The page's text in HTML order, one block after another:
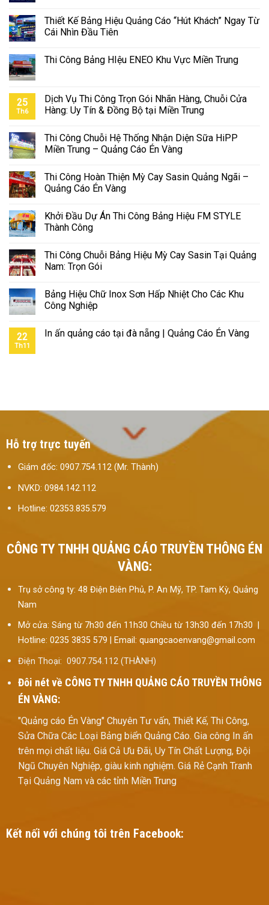
Thiết Kế Bảng Hiệu Quảng Cáo “Hút Khách” Ngay Từ
Cái Nhìn Đầu Tiên
Thi Công Bảng HIệu ENEO Khu Vực Miền Trung
25
Th6
Dịch Vụ Thi Công Trọn Gói Nhãn Hàng, Chuỗi Cửa
Hàng: Uy Tín & Đồng Bộ tại Miền Trung
Thi Công Chuỗi Hệ Thống Nhận Diện Sữa HiPP
Miền Trung – Quảng Cáo Én Vàng
Thi Công Hoàn Thiện Mỳ Cay Sasin Quảng Ngãi –
Quảng Cáo Én Vàng
Khởi Đầu Dự Án Thi Công Bảng Hiệu FM STYLE
Thành Công
Thi Công Chuỗi Bảng Hiệu Mỳ Cay Sasin Tại Quảng
Nam: Trọn Gói
Bảng Hiệu Chữ Inox Sơn Hấp Nhiệt Cho Các Khu
Công Nghiệp
22
Th11
In ấn quảng cáo tại đà nẵng | Quảng Cáo Én Vàng
Hỗ trợ trực tuyến
Giám đốc: 0907.754.112 (Mr. Thành)
NVKD: 0984.142.112
Hotline: 02353.835.579
CÔNG TY TNHH QUẢNG CÁO TRUYỀN THÔNG ÉN
VÀNG:
Trụ sở công ty: 48 Điện Biên Phủ, P. An Mỹ, TP. Tam Kỳ, Quảng
Nam
Mở cửa: Sáng từ 7h30 đến 11h30 Chiều từ 13h30 đến 17h30 |
Hotline: 0235 3835 579 | Email: quangcaoenvang@gmail.com
Điện Thoại: 0907.754.112 (THÀNH)
Đôi nét về CÔNG TY TNHH QUẢNG CÁO TRUYỀN THÔNG
ÉN VÀNG:
"Quảng cáo Én Vàng" Chuyên Tư vấn, Thiết Kế, Thi Công,
Sửa Chữa Các Loại Bảng biển Quảng Cáo. Gia công In ấn
trên mọi chất liệu. Giá Cả Ưu Đãi, Uy Tín Chất Lượng, Đội
Ngũ Chuyên Nghiệp, giàu kinh nghiệm. Giá Rẻ Cạnh Tranh
Tại Quảng Nam và các tỉnh Miền Trung
Kết nối với chúng tôi trên Facebook: